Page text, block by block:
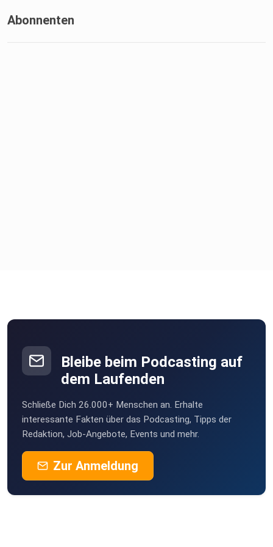
Abonnenten
Bleibe beim Podcasting auf
dem Laufenden
Schließe Dich 26.000+ Menschen an. Erhalte
interessante Fakten über das Podcasting, Tipps der
Redaktion, Job-Angebote, Events und mehr.
Zur Anmeldung